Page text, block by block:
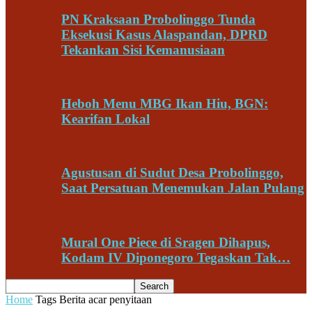
PN Kraksaan Probolinggo Tunda
Eksekusi Kasus Alaspandan, DPRD
Tekankan Sisi Kemanusiaan
Heboh Menu MBG Ikan Hiu, BGN:
Kearifan Lokal
Agustusan di Sudut Desa Probolinggo,
Saat Persatuan Menemukan Jalan Pulang
Mural One Piece di Sragen Dihapus,
Kodam IV Diponegoro Tegaskan Tak…
Home Tags Berita acar penyitaan